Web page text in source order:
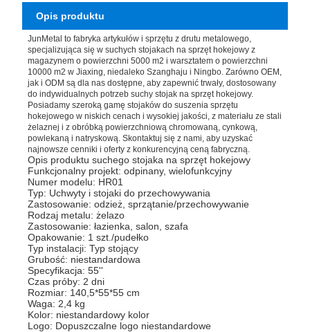
Opis produktu
JunMetal to fabryka artykułów i sprzętu z drutu metalowego,
specjalizująca się w suchych stojakach na sprzęt hokejowy z
magazynem o powierzchni 5000 m2 i warsztatem o powierzchni
10000 m2 w Jiaxing, niedaleko Szanghaju i Ningbo. Zarówno OEM,
jak i ODM są dla nas dostępne, aby zapewnić trwały, dostosowany
do indywidualnych potrzeb suchy stojak na sprzęt hokejowy.
Posiadamy szeroką gamę stojaków do suszenia sprzętu
hokejowego w niskich cenach i wysokiej jakości, z materiału ze stali
żelaznej i z obróbką powierzchniową chromowaną, cynkową,
powlekaną i natryskową. Skontaktuj się z nami, aby uzyskać
najnowsze cenniki i oferty z konkurencyjną ceną fabryczną.
Opis produktu suchego stojaka na sprzęt hokejowy
Funkcjonalny projekt: odpinany, wielofunkcyjny
Numer modelu: HR01
Typ: Uchwyty i stojaki do przechowywania
Zastosowanie: odzież, sprzątanie/przechowywanie
Rodzaj metalu: żelazo
Zastosowanie: łazienka, salon, szafa
Opakowanie: 1 szt./pudełko
Typ instalacji: Typ stojący
Grubość: niestandardowa
Specyfikacja: 55''
Czas próby: 2 dni
Rozmiar: 140,5*55*55 cm
Waga: 2,4 kg
Kolor: niestandardowy kolor
Logo: Dopuszczalne logo niestandardowe